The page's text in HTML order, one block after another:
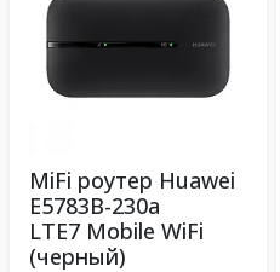
MiFi роутер Huawei
E5783B-230a
LTE7 Mobile WiFi
(черный)